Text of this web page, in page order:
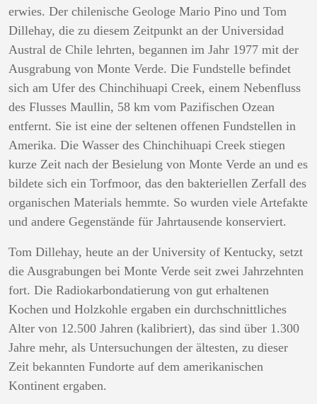
erwies. Der chilenische Geologe Mario Pino und Tom
Dillehay, die zu diesem Zeitpunkt an der Universidad
Austral de Chile lehrten, begannen im Jahr 1977 mit der
Ausgrabung von Monte Verde. Die Fundstelle befindet
sich am Ufer des Chinchihuapi Creek, einem Nebenfluss
des Flusses Maullin, 58 km vom Pazifischen Ozean
entfernt. Sie ist eine der seltenen offenen Fundstellen in
Amerika. Die Wasser des Chinchihuapi Creek stiegen
kurze Zeit nach der Besielung von Monte Verde an und es
bildete sich ein Torfmoor, das den bakteriellen Zerfall des
organischen Materials hemmte. So wurden viele Artefakte
und andere Gegenstände für Jahrtausende konserviert.
Tom Dillehay, heute an der University of Kentucky, setzt
die Ausgrabungen bei Monte Verde seit zwei Jahrzehnten
fort. Die Radiokarbondatierung von gut erhaltenen
Kochen und Holzkohle ergaben ein durchschnittliches
Alter von 12.500 Jahren (kalibriert), das sind über 1.300
Jahre mehr, als Untersuchungen der ältesten, zu dieser
Zeit bekannten Fundorte auf dem amerikanischen
Kontinent ergaben.